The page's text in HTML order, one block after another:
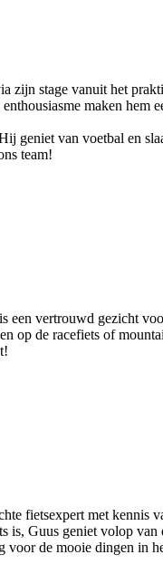
zijn stage vanuit het
maken hem
geniet van voetbal en
team!
vertrouwd gezicht
op de racefiets of
fietsexpert met
Guus geniet volop
voor de mooie dingen in